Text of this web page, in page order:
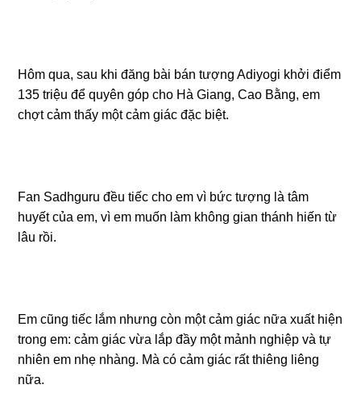
Hôm qua, sau khi đăng bài bán tượng Adiyogi khởi điểm
135 triệu để quyên góp cho Hà Giang, Cao Bằng, em
chợt cảm thấy một cảm giác đặc biệt.
Fan Sadhguru đều tiếc cho em vì bức tượng là tâm
huyết của em, vì em muốn làm không gian thánh hiến từ
lâu rồi.
Em cũng tiếc lắm nhưng còn một cảm giác nữa xuất hiện
trong em: cảm giác vừa lắp đầy một mảnh nghiệp và tự
nhiên em nhẹ nhàng. Mà có cảm giác rất thiêng liêng
nữa.